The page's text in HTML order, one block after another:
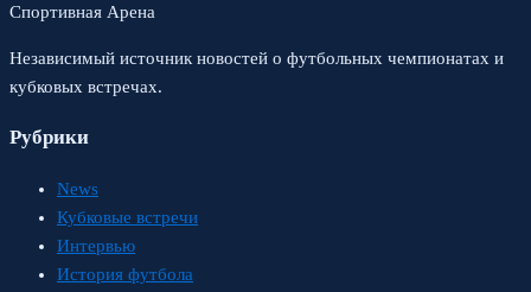
Спортивная Арена
Независимый источник новостей о футбольных чемпионатах и
кубковых встречах.
Рубрики
News
Кубковые встречи
Интервью
История футбола